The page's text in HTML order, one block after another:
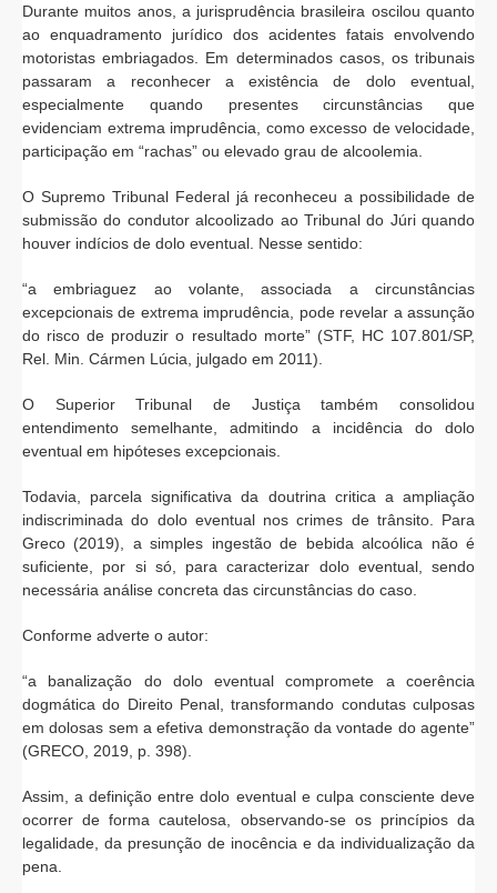
Durante muitos anos, a jurisprudência brasileira oscilou quanto
ao enquadramento jurídico dos acidentes fatais envolvendo
motoristas embriagados. Em determinados casos, os tribunais
passaram a reconhecer a existência de dolo eventual,
especialmente quando presentes circunstâncias que
evidenciam extrema imprudência, como excesso de velocidade,
participação em “rachas” ou elevado grau de alcoolemia.
O Supremo Tribunal Federal já reconheceu a possibilidade de
submissão do condutor alcoolizado ao Tribunal do Júri quando
houver indícios de dolo eventual. Nesse sentido:
“a embriaguez ao volante, associada a circunstâncias
excepcionais de extrema imprudência, pode revelar a assunção
do risco de produzir o resultado morte” (STF, HC 107.801/SP,
Rel. Min. Cármen Lúcia, julgado em 2011).
O Superior Tribunal de Justiça também consolidou
entendimento semelhante, admitindo a incidência do dolo
eventual em hipóteses excepcionais.
Todavia, parcela significativa da doutrina critica a ampliação
indiscriminada do dolo eventual nos crimes de trânsito. Para
Greco (2019), a simples ingestão de bebida alcoólica não é
suficiente, por si só, para caracterizar dolo eventual, sendo
necessária análise concreta das circunstâncias do caso.
Conforme adverte o autor:
“a banalização do dolo eventual compromete a coerência
dogmática do Direito Penal, transformando condutas culposas
em dolosas sem a efetiva demonstração da vontade do agente”
(GRECO, 2019, p. 398).
Assim, a definição entre dolo eventual e culpa consciente deve
ocorrer de forma cautelosa, observando-se os princípios da
legalidade, da presunção de inocência e da individualização da
pena.